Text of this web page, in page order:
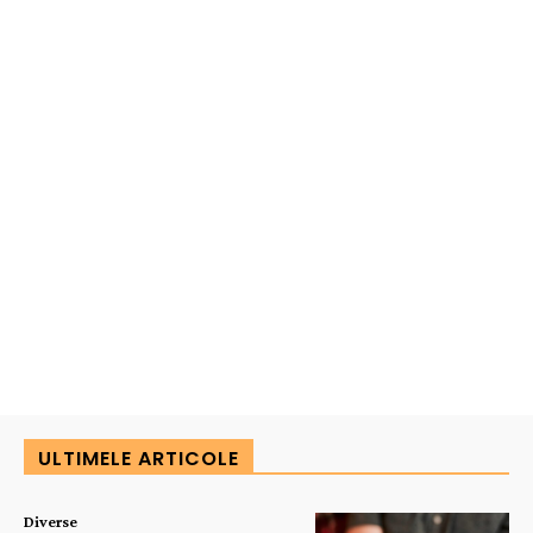
ULTIMELE ARTICOLE
Diverse